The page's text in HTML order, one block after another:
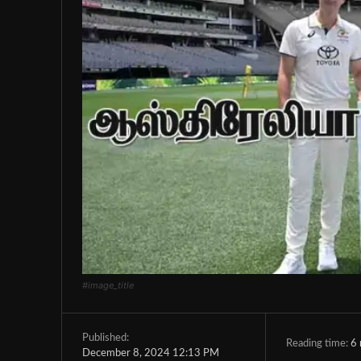
#image_title
Published:
December 8, 2024 12:13 PM
Reading time: 6